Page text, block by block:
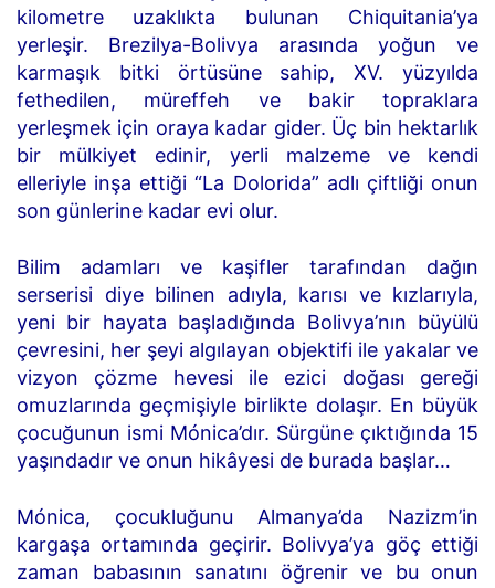
kilometre uzaklıkta bulunan Chiquitania’ya
yerleşir. Brezilya-Bolivya arasında yoğun ve
karmaşık bitki örtüsüne sahip, XV. yüzyılda
fethedilen, müreffeh ve bakir topraklara
yerleşmek için oraya kadar gider. Üç bin hektarlık
bir mülkiyet edinir, yerli malzeme ve kendi
elleriyle inşa ettiği “La Dolorida” adlı çiftliği onun
son günlerine kadar evi olur.
Bilim adamları ve kaşifler tarafından dağın
serserisi diye bilinen adıyla, karısı ve kızlarıyla,
yeni bir hayata başladığında Bolivya’nın büyülü
çevresini, her şeyi algılayan objektifi ile yakalar ve
vizyon çözme hevesi ile ezici doğası gereği
omuzlarında geçmişiyle birlikte dolaşır. En büyük
çocuğunun ismi Mónica’dır. Sürgüne çıktığında 15
yaşındadır ve onun hikâyesi de burada başlar…
Mónica, çocukluğunu Almanya’da Nazizm’in
kargaşa ortamında geçirir. Bolivya’ya göç ettiği
zaman babasının sanatını öğrenir ve bu onun